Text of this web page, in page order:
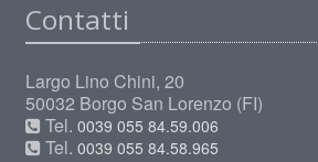
Contatti
Largo Lino Chini, 20
50032 Borgo San Lorenzo (FI)
Tel. 0039 055 84.59.006
Tel. 0039 055 84.58.965